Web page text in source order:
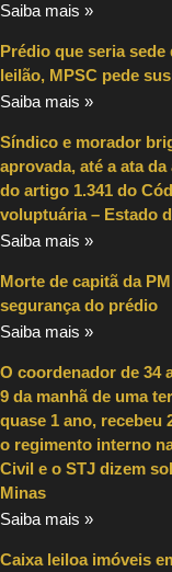
Saiba mais »
Prédio que seria
leilão, MPSC pede
Saiba mais »
Síndico e morador
aprovada, até a ata
do artigo 1.341 do
voluptuária – Estado
Saiba mais »
Morte de capitã da
segurança do prédio
Saiba mais »
O coordenador de 34
9 da manhã de uma
quase 1 ano, recebeu
o regimento interno
Civil e o STJ dizem
Minas
Saiba mais »
Caixa leiloa imóveis